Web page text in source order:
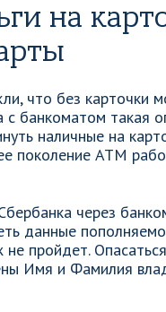
на
что без карточки
с банкоматом такая
наличные на
поколение АТМ
через
данные
пройдет.
Имя и Фамилия